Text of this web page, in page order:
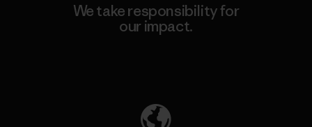
We take responsibility for
our impact.